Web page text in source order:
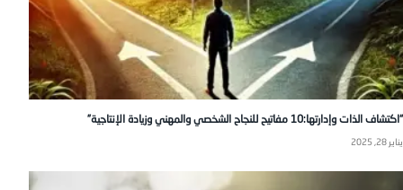
“اكتشاف الذات وإدارتها:10 مفاتيح للنجاح الشخصي والمهني وزيادة الإنتاجية”
يناير 28, 2025